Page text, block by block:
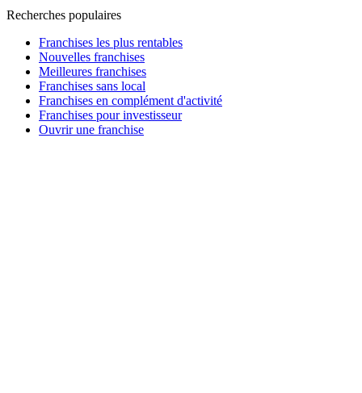
Recherches populaires
Franchises les plus rentables
Nouvelles franchises
Meilleures franchises
Franchises sans local
Franchises en complément d'activité
Franchises pour investisseur
Ouvrir une franchise